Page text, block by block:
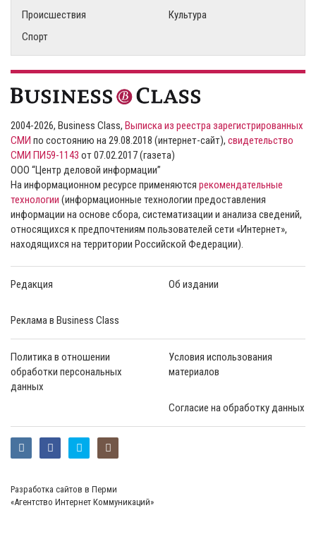
Происшествия
Культура
Спорт
2004-2026, Business Class, Выписка из реестра зарегистрированных
СМИ по состоянию на 29.08.2018 (интернет-сайт), свидетельство
СМИ ПИ59-1143 от 07.02.2017 (газета)
ООО “Центр деловой информации”
На информационном ресурсе применяются рекомендательные
технологии (информационные технологии предоставления
информации на основе сбора, систематизации и анализа сведений,
относящихся к предпочтениям пользователей сети «Интернет»,
находящихся на территории Российской Федерации).
Редакция Об издании
Реклама в Business Class
Политика в отношении
обработки персональных
данных
Условия использования
материалов
Согласие на обработку данных
Разработка сайтов в Перми
«Агентство Интернет Коммуникаций»